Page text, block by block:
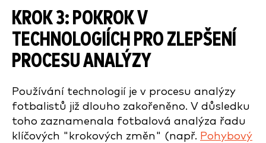
KROK 3: POKROK V
TECHNOLOGIÍCH PRO ZLEPŠENÍ
PROCESU ANALÝZY
Používání technologií je v procesu analýzy
fotbalistů již dlouho zakořeněno. V důsledku
toho zaznamenala fotbalová analýza řadu
klíčových "krokových změn" (např. Pohybový